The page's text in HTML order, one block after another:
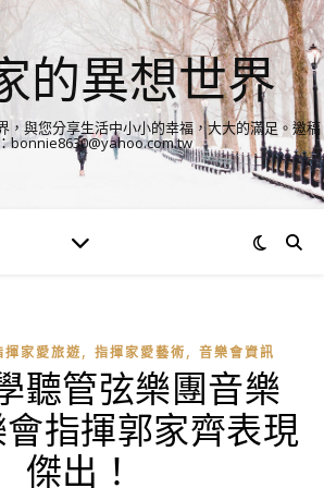
的異想世界
，與您分享生活中小小的幸福，大大的滿足。邀稿
bonnie8630@yahoo.com.tw
揮家愛旅遊, 指揮家愛藝術, 音樂會資訊
聽管弦樂團音樂
指揮郭家齊表現
傑出！